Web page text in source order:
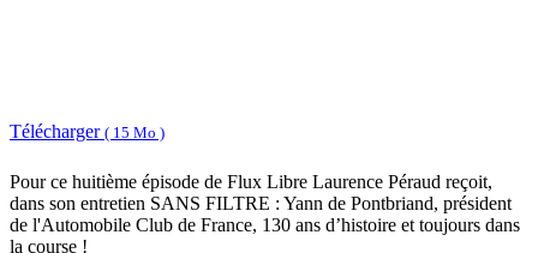
Télécharger ( 15 Mo )
Pour ce huitième épisode de Flux Libre Laurence Péraud reçoit,
dans son entretien SANS FILTRE : Yann de Pontbriand, président
de l'Automobile Club de France, 130 ans d’histoire et toujours dans
la course !